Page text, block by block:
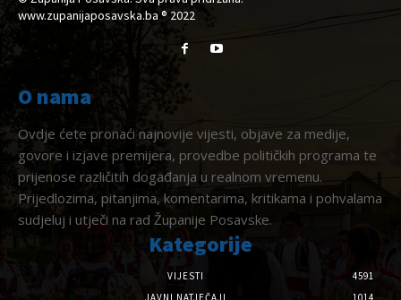
www.zupanijaposavska.ba ® 2022
O nama
Ovdje ćete pronaći najnovije vijesti, objave za medije,
govore i izjave premijera, provedbe političkih programa te
prijenose različitih događanja u realnom vremenu.
Prijedlozima, pitanjima, komentarima, kritikama i pohvalama
sudjeluj i utječi na rad Županije Posavske.
Kategorije
VIJESTI
4591
JAVNI NATJEČAJI
1014